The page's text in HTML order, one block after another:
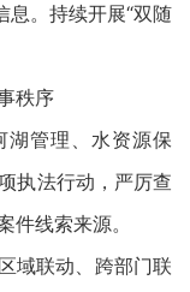
息。持续开展“双随
秩序
管理、水资源保
执法行动，严厉查
件线索来源。
联动、跨部门联